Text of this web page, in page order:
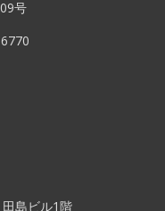
号
島ビル1階